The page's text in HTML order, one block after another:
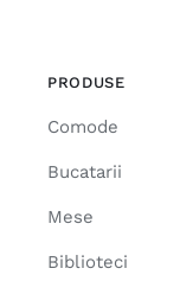
PRODUSE
Comode
Bucatarii
Mese
Biblioteci